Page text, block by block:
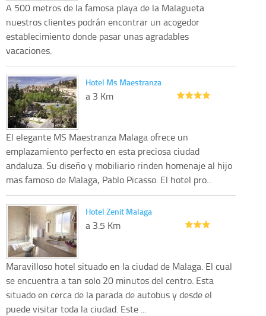
A 500 metros de la famosa playa de la Malagueta
nuestros clientes podrán encontrar un acogedor
establecimiento donde pasar unas agradables
vacaciones.
Hotel Ms Maestranza
a 3 Km
El elegante MS Maestranza Malaga ofrece un
emplazamiento perfecto en esta preciosa ciudad
andaluza. Su diseño y mobiliario rinden homenaje al hijo
mas famoso de Malaga, Pablo Picasso. El hotel pro...
Hotel Zenit Malaga
a 3.5 Km
Maravilloso hotel situado en la ciudad de Malaga. El cual
se encuentra a tan solo 20 minutos del centro. Esta
situado en cerca de la parada de autobus y desde el
puede visitar toda la ciudad. Este ...